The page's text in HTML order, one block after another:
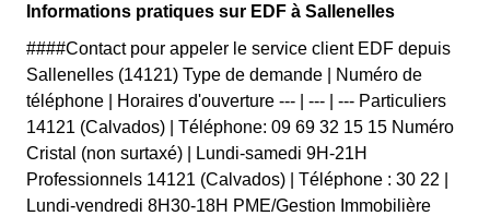
Informations pratiques sur EDF à Sallenelles
####Contact pour appeler le service client EDF depuis
Sallenelles (14121) Type de demande | Numéro de
téléphone | Horaires d'ouverture --- | --- | --- Particuliers
14121 (Calvados) | Téléphone: 09 69 32 15 15 Numéro
Cristal (non surtaxé) | Lundi-samedi 9H-21H
Professionnels 14121 (Calvados) | Téléphone : 30 22 |
Lundi-vendredi 8H30-18H PME/Gestion Immobilière